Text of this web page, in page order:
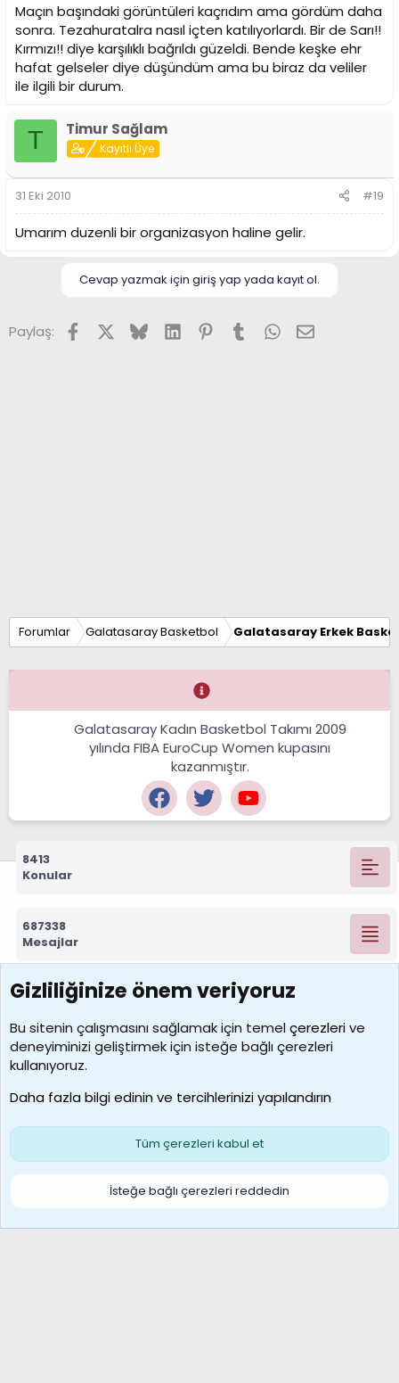
Maçın başındaki görüntüleri kaçrıdım ama gördüm daha
sonra. Tezahuratalra nasıl içten katılıyorlardı. Bir de Sarı!!
Kırmızı!! diye karşılıklı bağrıldı güzeldi. Bende keşke ehr
hafat gelseler diye düşündüm ama bu biraz da veliler
ile ilgili bir durum.
T Timur Sağlam
Kayıtlı Üye
31 Eki 2010 #19
Umarım duzenli bir organizasyon haline gelir.
Cevap yazmak için giriş yap yada kayıt ol.
Paylaş: FacebookX (Twitter)
BlueskyLinkedInPinterest
TumblrWhatsApp
E-posta
Forumlar Galatasaray Basketbol Galatasaray Erkek
Galatasaray Kadın Basketbol Takımı 2009
yılında FIBA EuroCup Women kupasını
kazanmıştır.
8413
Konular
687338
Mesajlar
7390
Kullanıcılar
MosesBrownHayranı
Son üye
Çerezler
S
Gizliliğinize önem veriyoruz
Bu sitenin çalışmasını sağlamak için temelçerezlerive
deneyiminizi geliştirmek için isteğe bağlı çerezleri
kullanıyoruz.
Daha fazla bilgi edinin ve tercihlerinizi yapılandırın
Tüm çerezleri kabul et
İsteğe bağlı çerezleri reddedin